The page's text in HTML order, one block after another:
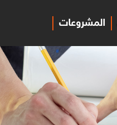
المشروعات